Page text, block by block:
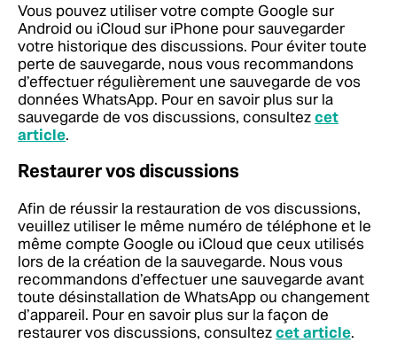
Vous pouvez utiliser votre compte Google sur
Android ou iCloud sur iPhone pour sauvegarder
votre historique des discussions. Pour éviter toute
perte de sauvegarde, nous vous recommandons
d’effectuer régulièrement une sauvegarde de vos
données WhatsApp. Pour en savoir plus sur la
sauvegarde de vos discussions, consultezcet
article.
Restaurer vos discussions
Afin de réussir la restauration de vos discussions,
veuillez utiliser le même numéro de téléphone et le
même compte Google ou iCloud que ceux utilisés
lors de la création de la sauvegarde. Nous vous
recommandons d’effectuer une sauvegarde avant
toute désinstallation de WhatsApp ou changement
d’appareil. Pour en savoir plus sur la façon de
restaurer vos discussions, consultezcet article.